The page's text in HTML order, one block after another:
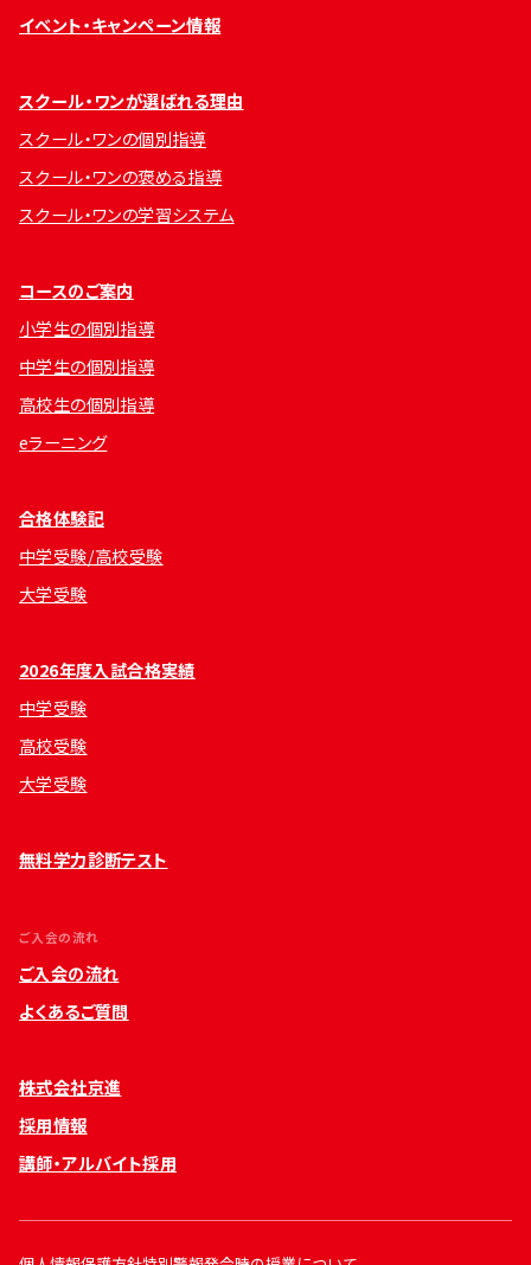
イベント・キャンペーン情報
スクール・ワンが選ばれる理由
スクール・ワンの個別指導
スクール・ワンの褒める指導
スクール・ワンの学習システム
コースのご案内
小学生の個別指導
中学生の個別指導
高校生の個別指導
eラーニング
合格体験記
中学受験/高校受験
大学受験
2026年度入試合格実績
中学受験
高校受験
大学受験
無料学力診断テスト
ご入会の流れ
ご入会の流れ
よくあるご質問
株式会社京進
採用情報
講師・アルバイト採用